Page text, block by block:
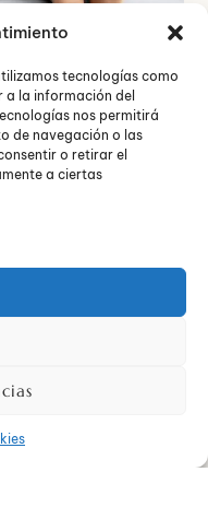
tecnologías como
a la información del
nos permitirá
de navegación o las
o retirar el
a ciertas
psicológicos
a las necesidades
psicológica, una
incluir sesiones
raíces emocionales y
educación sexual
sexualidad humana,
malentendidos que a
valiosa, ya que
pensamientos y
los pacientes
una actitud más